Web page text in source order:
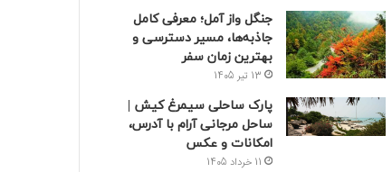
جنگل واز آمل؛ معرفی کامل
جاذبه‌ها، مسیر دسترسی و
بهترین زمان سفر
13 تیر 1405
پارک ساحلی سیمرغ کیش |
ساحل مرجانی آرام با آدرس،
امکانات و عکس
11 خرداد 1405